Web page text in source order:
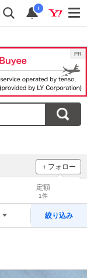
i
ログイン
＋フォロー
ブランドをフォロー
をチェック！
定額
1件
絞り込み